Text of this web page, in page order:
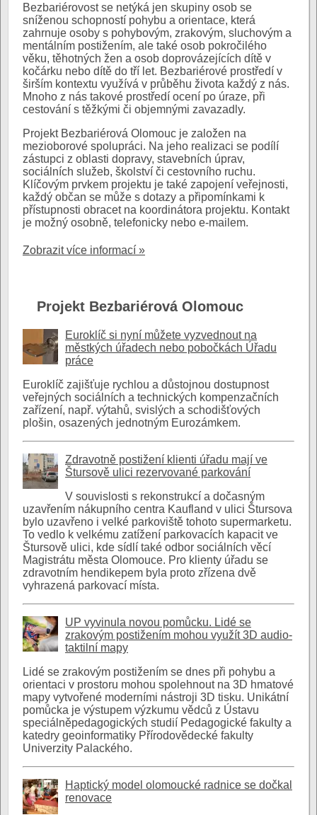
Bezbariérovost se netýká jen skupiny osob se
sníženou schopností pohybu a orientace, která
zahrnuje osoby s pohybovým, zrakovým, sluchovým a
mentálním postižením, ale také osob pokročilého
věku, těhotných žen a osob doprovázejících dítě v
kočárku nebo dítě do tří let. Bezbariérové prostředí v
širším kontextu využívá v průběhu života každý z nás.
Mnoho z nás takové prostředí ocení po úraze, při
cestování s těžkými či objemnými zavazadly.
Projekt Bezbariérová Olomouc je založen na
mezioborové spolupráci. Na jeho realizaci se podílí
zástupci z oblasti dopravy, stavebních úprav,
sociálních služeb, školství či cestovního ruchu.
Klíčovým prvkem projektu je také zapojení veřejnosti,
každý občan se může s dotazy a připomínkami k
přístupnosti obracet na koordinátora projektu. Kontakt
je možný osobně, telefonicky nebo e-mailem.
Zobrazit více informací »
Projekt Bezbariérová Olomouc
Euroklíč si nyní můžete vyzvednout na
městkých úřadech nebo pobočkách Úřadu
práce
Euroklíč zajišťuje rychlou a důstojnou dostupnost
veřejných sociálních a technických kompenzačních
zařízení, např. výtahů, svislých a schodišťových
plošin, osazených jednotným Eurozámkem.
Zdravotně postižení klienti úřadu mají ve
Štursově ulici rezervované parkování
V souvislosti s rekonstrukcí a dočasným
uzavřením nákupního centra Kaufland v ulici Štursova
bylo uzavřeno i velké parkoviště tohoto supermarketu.
To vedlo k velkému zatížení parkovacích kapacit ve
Štursově ulici, kde sídlí také odbor sociálních věcí
Magistrátu města Olomouce. Pro klienty úřadu se
zdravotním hendikepem byla proto zřízena dvě
vyhrazená parkovací místa.
UP vyvinula novou pomůcku. Lidé se
zrakovým postižením mohou využít 3D audio-
taktilní mapy
Lidé se zrakovým postižením se dnes při pohybu a
orientaci v prostoru mohou spolehnout na 3D hmatové
mapy vytvořené moderními nástroji 3D tisku. Unikátní
pomůcka je výstupem výzkumu vědců z Ústavu
speciálněpedagogických studií Pedagogické fakulty a
katedry geoinformatiky Přírodovědecké fakulty
Univerzity Palackého.
Haptický model olomoucké radnice se dočkal
renovace